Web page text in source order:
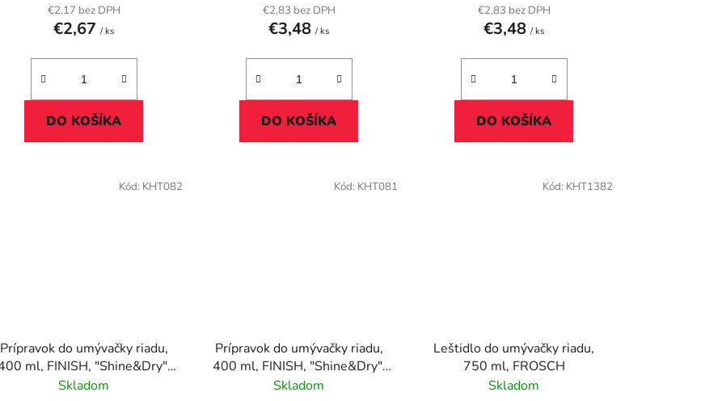
€2,17 bez DPH
€2,67/ ks
DO KOŠÍKA
€2,83 bez DPH
€3,48/ ks
DO KOŠÍKA
€2,83 bez DPH
€3,48/ ks
DO KOŠÍKA
Prípravok do umývačky riadu,
ml, FINISH, "Shine&Dry",
citrón
Skladom
Kód: KHT082
Prípravok do umývačky riadu,
400 ml, FINISH, "Shine&Dry",
regular
Skladom
Kód: KHT081
Leštidlo do umývačky riadu,
750 ml, FROSCH
Skladom
Kód: KHT1382